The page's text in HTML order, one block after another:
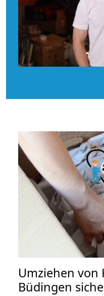
Umziehen von
Büdingen